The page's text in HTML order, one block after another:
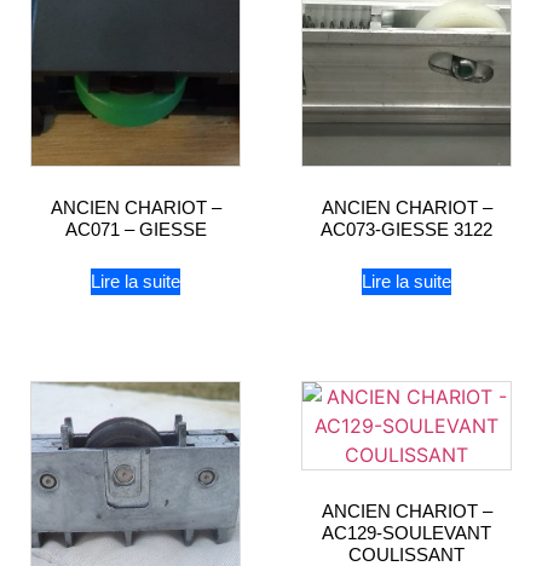
ANCIEN CHARIOT –
AC071 – GIESSE
Lire la suite
ANCIEN CHARIOT –
AC073-GIESSE 3122
Lire la suite
ANCIEN CHARIOT –
AC129-SOULEVANT
COULISSANT